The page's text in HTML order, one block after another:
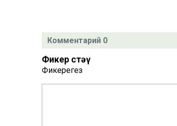
Комментарий 0
Фикер өстәү
Фикерегез